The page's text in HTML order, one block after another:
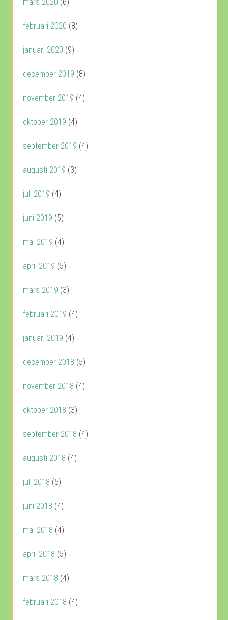
februari 2020 (8)
januari 2020 (9)
december 2019 (8)
november 2019 (4)
oktober 2019 (4)
september 2019 (4)
augusti 2019 (3)
juli 2019 (4)
juni 2019 (5)
maj 2019 (4)
april 2019 (5)
mars 2019 (3)
februari 2019 (4)
januari 2019 (4)
december 2018 (5)
november 2018 (4)
oktober 2018 (3)
september 2018 (4)
augusti 2018 (4)
juli 2018 (5)
juni 2018 (4)
maj 2018 (4)
april 2018 (5)
mars 2018 (4)
februari 2018 (4)